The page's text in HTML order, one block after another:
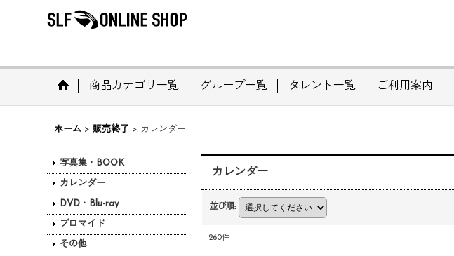
商品カテゴリ一覧 グループ一覧 タレント一覧 ご利用案内
ホーム > 販売終了 > カレンダー
写真集・BOOK
カレンダー
DVD・Blu-ray
ブロマイド
その他
カレンダー
並び順:
260件